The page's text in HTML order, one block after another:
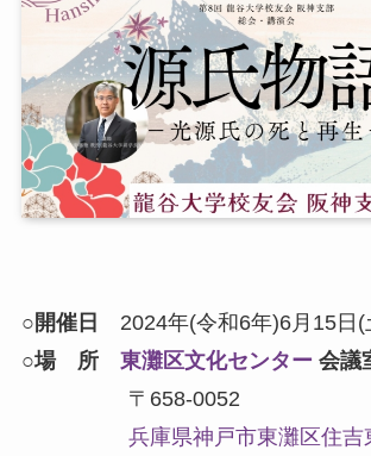
○ 開催日
2024年(令和6年)6月15日(
○場 所 東灘区文化センター 会議
〒658-0052
兵庫県神戸市東灘区住